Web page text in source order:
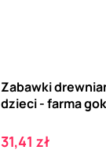
Zabawki
dzieci - farma
Cena
31,41 zł